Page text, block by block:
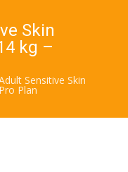
Skin
kg –
Sensitive Skin
Plan